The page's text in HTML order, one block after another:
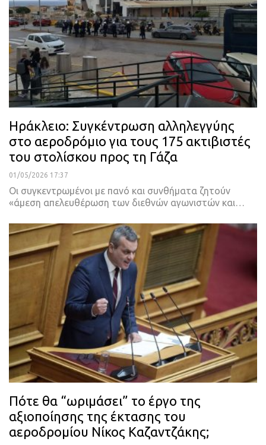
Ηράκλειο: Συγκέντρωση αλληλεγγύης
στο αεροδρόμιο για τους 175 ακτιβιστές
του στολίσκου προς τη Γάζα
01/05/2026 17:37
Οι συγκεντρωμένοι με πανό και συνθήματα ζητούν
«άμεση απελευθέρωση των διεθνών αγωνιστών και…
Πότε θα “ωριμάσει” το έργο της
αξιοποίησης της έκτασης του
αεροδρομίου Νίκος Καζαντζάκης;